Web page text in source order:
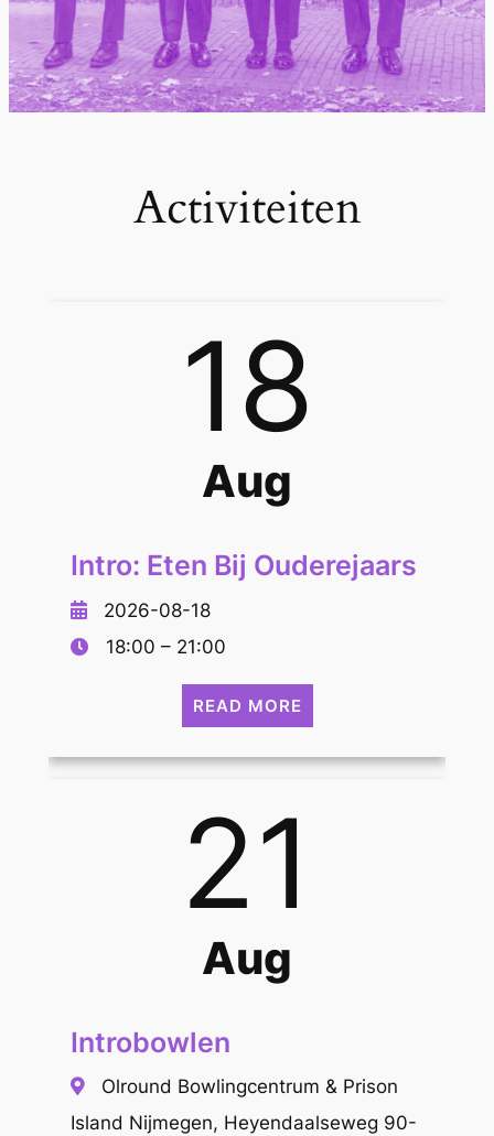
Activiteiten
18
Aug
Intro: Eten Bij Ouderejaars
2026-08-18
18:00 – 21:00
READ MORE
21
Aug
Introbowlen
Olround Bowlingcentrum & Prison
Island Nijmegen, Heyendaalseweg 90-